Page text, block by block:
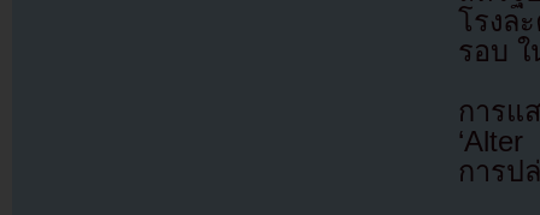
โรงล
รอบ
การแ
การป